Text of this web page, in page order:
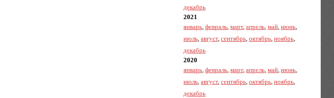
декабрь
2021
январь,февраль,март,апрель,май,июнь,
июль,август,сентябрь,октябрь,ноябрь,
декабрь
2020
январь,февраль,март,апрель,май,июнь,
июль,август,сентябрь,октябрь,ноябрь,
декабрь